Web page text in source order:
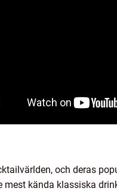
och deras
kända klassiska